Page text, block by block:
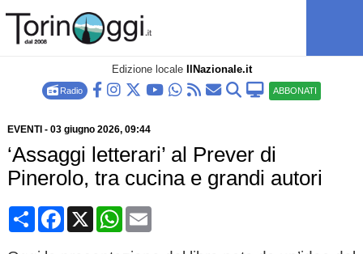
Edizione locale IlNazionale.it
Radio ABBONATI
EVENTI - 03 giugno 2026, 09:44
‘Assaggi letterari’ al Prever di
Pinerolo, tra cucina e grandi autori
CondividiFacebook
X WhatsApp
Email